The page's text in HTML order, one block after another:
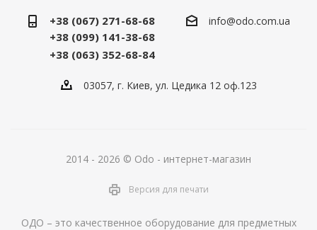
+38 (067) 271-68-68
+38 (099) 141-38-68
+38 (063) 352-68-84
info@odo.com.ua
03057, г. Киев, ул. Цедика 12 оф.123
2014 - 2026 © Odo - интернет-магазин
Версия для печати
ОДО – это качественное оборудование для предметных